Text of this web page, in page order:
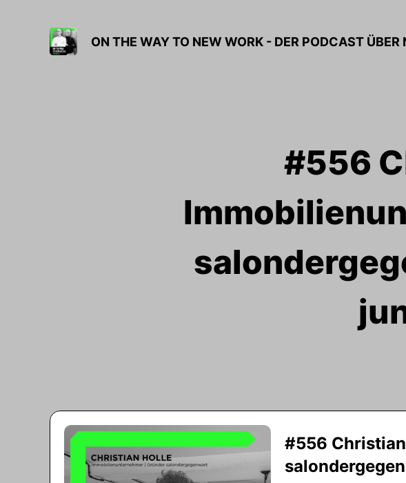
ON THE WAY TO NEW WORK - DER PODCAST ÜBER
#556